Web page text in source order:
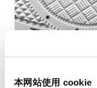
本网站使用 cookie